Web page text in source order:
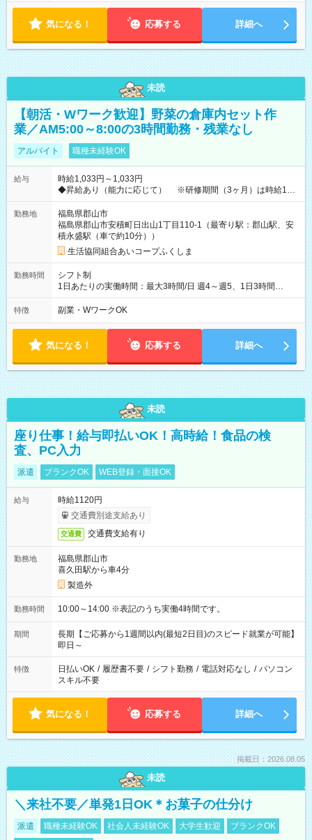
気になる！ 応募する 詳細へ
未読
【朝活・Wワーク歓迎】野菜の倉庫内セット作
業／AM5:00～8:00の3時間勤務・残業なし
アルバイト 職種未経験OK
給与
時給1,033円～1,033円
◆昇給あり（能力に応じて） ※研修期間（3ヶ月）は時給1033
円 ≪扶養内で働けます！≫ 【試用期間】試用期間あり 試用期
間の長さ：3ヶ月 雇用形態、給与は本採用時と同じです。
勤務地
福島県郡山市
福島県郡山市安積町日出山1丁目110-1（最寄り駅：郡山駅、安
積永盛駅（車で約10分））
生活協同組合あいコープふくしま
勤務時間
シフト制
1日あたりの実働時間：最大3時間/日 週4～週5、1日3時間
AM5:00～8:00 出勤日は月～金 【休日】土日、年末年始休暇、
有給休暇 WワークOK
特徴 副業・WワークOK
気になる！ 応募する 詳細へ
未読
座り仕事！給与即払いOK！高時給！食品の検
査、PC入力
派遣 ブランクOK WEB登録・面接OK
給与
時給1120円
交通費別途支給あり
交通費 交通費支給有り
勤務地
福島県郡山市
喜久田駅から車4分
製造外
勤務時間 10:00～14:00 ※表記のうち実働4時間です。
期間
長期【ご応募から1週間以内(最短2日目)のスピード就業が可能】
即日～
特徴 日払いOK / 履歴書不要 / シフト勤務 / 電話対応なし / パソコン
スキル不要
気になる！ 応募する 詳細へ
掲載日：2026.08.05
未読
＼来社不要／単発1日OK＊お菓子の仕分け
派遣 職種未経験OK 社会人未経験OK 大学生歓迎
ブランクOK